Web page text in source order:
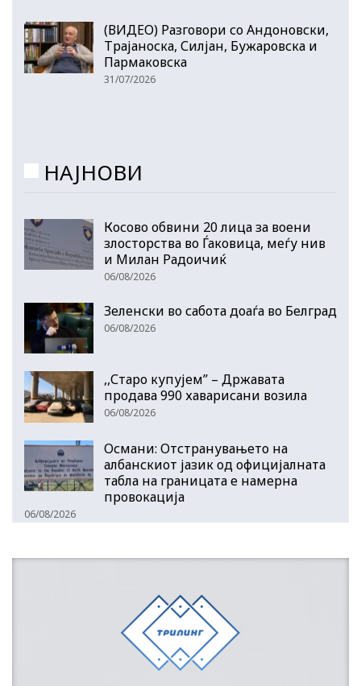
(ВИДЕО) Разговори со Андоновски,
Трајаноска, Силјан, Бужаровска и
Пармаковска
31/07/2026
НАЈНОВИ
Косово обвини 20 лица за воени
злосторства во Ѓаковица, меѓу нив
и Милан Радоичиќ
06/08/2026
Зеленски во сабота доаѓа во Белград
06/08/2026
,,Старо купујем” – Државата
продава 990 хаварисани возила
06/08/2026
Османи: Отстранувањето на
албанскиот јазик од официјалната
табла на границата е намерна
провокација
06/08/2026